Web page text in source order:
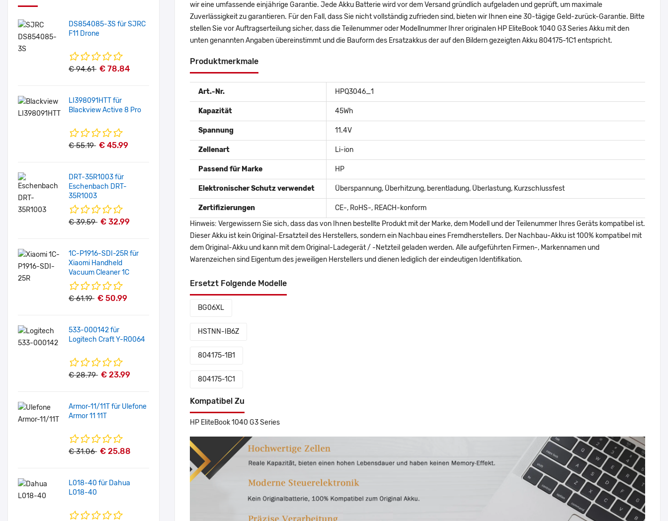
DS854085-3S für SJRC
F11 Drone
€ 94.61 € 78.84
LI398091HTT für
Blackview Active 8 Pro
€ 55.19 € 45.99
DRT-35R1003 für
Eschenbach DRT-
35R1003
€ 39.59 € 32.99
1C-P1916-SDI-25R für
Xiaomi Handheld
Vacuum Cleaner 1C
€ 61.19 € 50.99
533-000142 für
Logitech Craft Y-R0064
€ 28.79 € 23.99
Armor-11/11T für Ulefone
Armor 11 11T
€ 31.06 € 25.88
L018-40 für Dahua
L018-40
wir eine umfassende einjährige Garantie. Jede Akku Batterie wird vor dem Versand gründlich aufgeladen und geprüft, um maximale
Zuverlässigkeit zu garantieren. Für den Fall, dass Sie nicht vollständig zufrieden sind, bieten wir Ihnen eine 30-tägige Geld-zurück-Garantie. Bitte
stellen Sie vor Auftragserteilung sicher, dass die Teilenummer oder Modellnummer Ihrer originalen HP EliteBook 1040 G3 Series Akku mit den
unten genannten Angaben übereinstimmt und die Bauform des Ersatzakkus der auf den Bildern gezeigten Akku 804175-1C1 entspricht.
Produktmerkmale
Art.-Nr. HPQ3046_1
Kapazität 45Wh
Spannung 11.4V
Zellenart Li-ion
Passend für Marke HP
Elektronischer Schutz verwendet Überspannung, Überhitzung, berentladung, Überlastung, Kurzschlussfest
Zertifizierungen
CE-, RoHS-, REACH-konform
Hinweis: Vergewissern Sie sich, dass das von Ihnen bestellte Produkt mit der Marke, dem Modell und der Teilenummer Ihres Geräts kompatibel ist.
Dieser Akku ist kein Original-Ersatzteil des Herstellers, sondern ein Nachbau eines Fremdherstellers. Der Nachbau-Akku ist 100% kompatibel mit
dem Original-Akku und kann mit dem Original-Ladegerät / -Netzteil geladen werden. Alle aufgeführten Firmen-, Markennamen und
Warenzeichen sind Eigentum des jeweiligen Herstellers und dienen lediglich der eindeutigen Identifikation.
Ersetzt Folgende Modelle
BG06XL
HSTNN-IB6Z
804175-1B1
804175-1C1
Kompatibel Zu
HP EliteBook 1040 G3 Series